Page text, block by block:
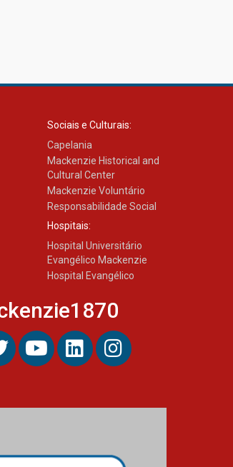
Sociais e Culturais:
Capelania
Mackenzie Historical and
Cultural Center
Mackenzie Voluntário
Responsabilidade Social
Hospitais:
Hospital Universitário
Evangélico Mackenzie
Hospital Evangélico